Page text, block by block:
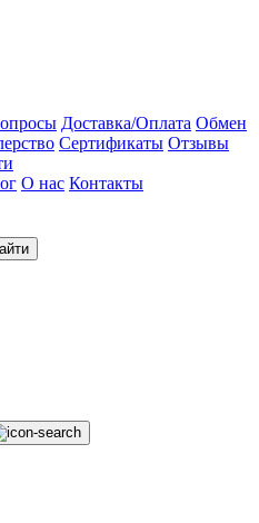
Доставка/Оплата Обмен
Сертификаты Отзывы
О нас Контакты